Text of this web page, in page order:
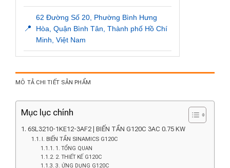
📍
62 Đường Số 20, Phường Bình Hưng
Hòa, Quận Bình Tân, Thành phố Hồ Chí
Minh, Việt Nam
MÔ TẢ CHI TIẾT SẢN PHẨM
Mục lục chính
6SL3210-1KE12-3AF2 | BIẾN TẦN G120C 3AC 0.75 KW
I. BIẾN TẦN SINAMICS G120C
1. TỔNG QUAN
2. THIẾT KẾ G120C
3. ỨNG DỤNG G120C